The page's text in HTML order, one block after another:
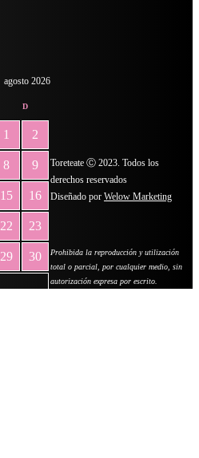
agosto 2026
D
1 2
8 9
15 16
22 23
29 30
Toreteate Ⓒ 2023. Todos los
derechos reservados
Diseñado por Welow Marketing
Prohibida la reproducción y utilización
total o parcial, por cualquier medio, sin
autorización expresa por escrito.